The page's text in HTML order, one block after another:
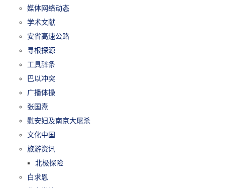
媒体网络动态
学术文献
安省高速公路
寻根探源
工具辞条
巴以冲突
广播体操
张国焘
慰安妇及南京大屠杀
文化中国
旅游资讯
北极探险
白求恩